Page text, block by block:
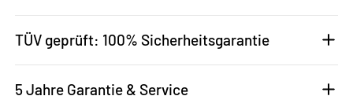
TÜV geprüft: 100% Sicherheitsgarantie
5 Jahre Garantie & Service